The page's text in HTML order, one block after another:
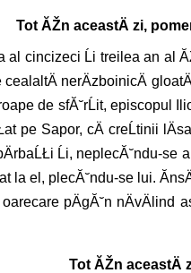
Tot ĂŽn aceastÄ zi,
cincizeci Ĺi treilea an al
nerÄzboinicÄ
de sfĂ˘rĹit, episcopul
pe Sapor, cÄ creĹtinii
Ĺi, neplecĂ˘ndu-
la el, plecĂ˘ndu-se lui.
pÄgĂ˘n nÄvÄlind
Tot ĂŽn aceastÄ